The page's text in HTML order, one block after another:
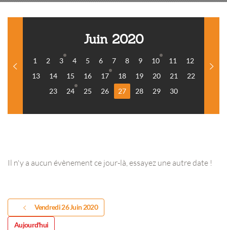
Juin 2020
1 2 3 4 5 6 7 8 9 10 11
12
13
14 15 16 17 18 19 20 21
22
23
24 25 26 27 28 29 30
Il n'y a aucun évènement ce jour-là, essayez une autre date !
Vendredi 26 Juin 2020
Aujourd'hui